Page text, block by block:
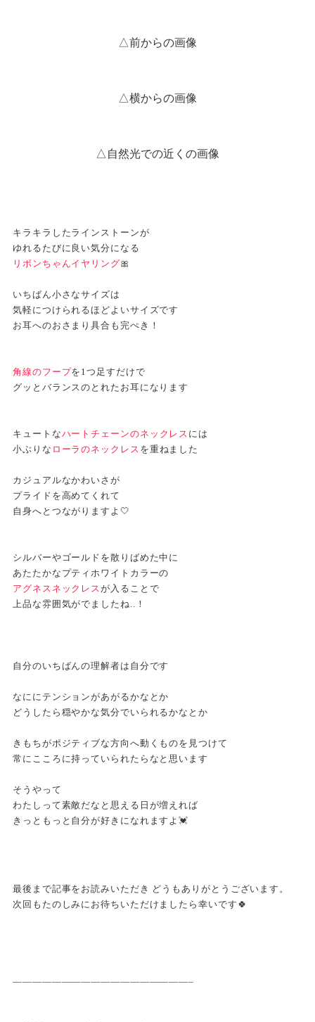
△前からの画像
△横からの画像
△自然光での近くの画像
キラキラしたラインストーンが
ゆれるたびに良い気分になる
リボンちゃんイヤリング🎀
いちばん小さなサイズは
気軽につけられるほどよいサイズです
お耳へのおさまり具合も完ぺき！
角線のフープを1つ足すだけで
グッとバランスのとれたお耳になります
キュートなハートチェーンのネックレス には
小ぶりな ローラのネックレス を重ねました
カジュアルなかわいさが
プライドを高めてくれて
自身へとつながりますよ🤍
シルバーやゴールドを散りばめた中に
あたたかなプティホワイトカラーの
アグネスネックレスが入ることで
上品な雰囲気がでましたね..！
自分のいちばんの理解者は自分です
なににテンションがあがるかなとか
どうしたら穏やかな気分でいられるかなとか
きもちがポジティブな方向へ動くものを見つけて
常にこころに持っていられたらなと思います
そうやって
わたしって素敵だなと思える日が増えれば
きっともっと自分が好きになれますよ💓
最後まで記事をお読みいただき どうもありがとうございます。
次回もたのしみにお待ちいただけましたら幸いです🍀
——————————————————–